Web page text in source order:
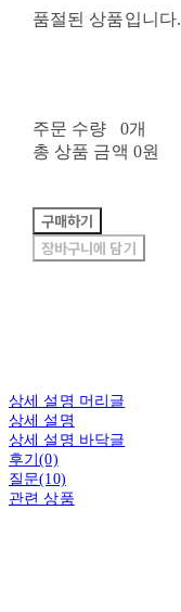
품절된 상품입니다.
주문 수량
0개
총 상품 금액 0원
구매하기
장바구니에 담기
상세 설명 머리글
상세 설명
상세 설명 바닥글
후기(0)
질문(10)
관련 상품